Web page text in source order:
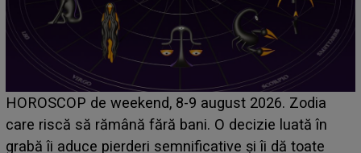
Emanuel a ținut ACEST DETALIU ASCUNS până
acum! În fața Alexandrei, concurentul din Casa Iubirii
face o MĂRTURISIRE NEAȘTEPTATĂ despre mama